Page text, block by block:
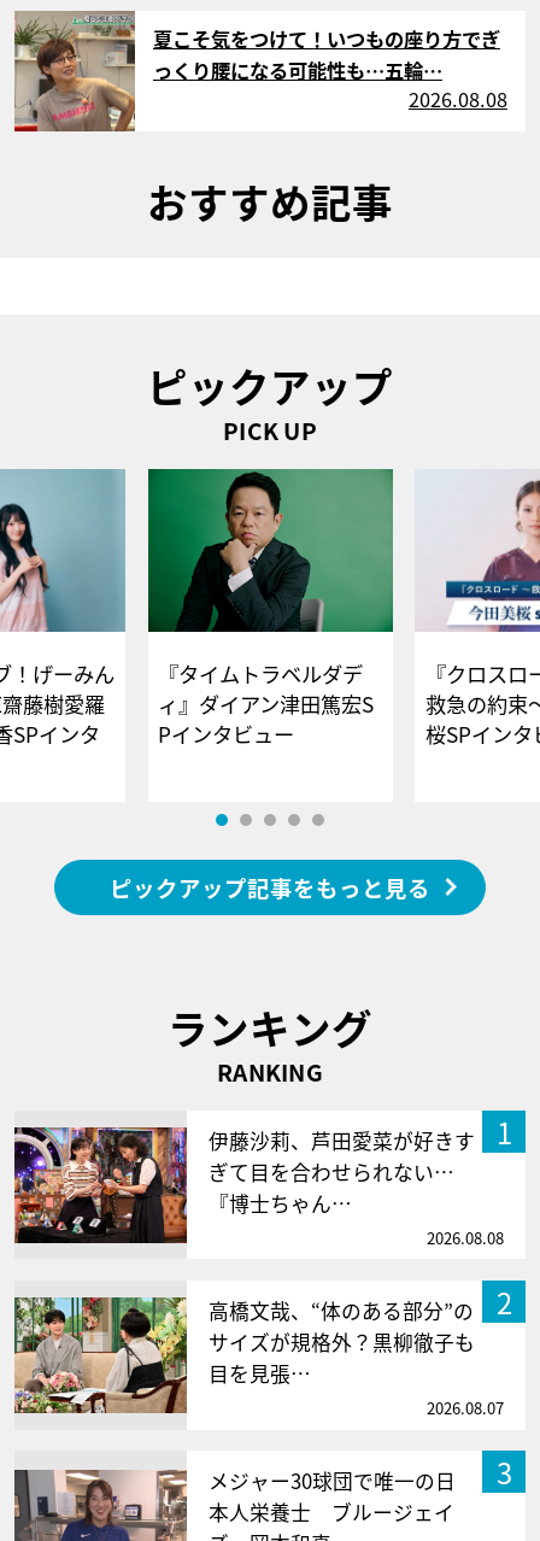
サムネイル
夏こそ気をつけて！いつもの座り方でぎ
っくり腰になる可能性も…五輪…
2026.08.08
おすすめ記事
ピックアップ
PICK UP
！げーみん
藤樹愛羅
SPインタ
『タイムトラベルダデ
ィ』ダイアン津田篤宏S
Pインタビュー
『クロス
救急の約束
桜SPイ
ピックアップ記事をもっと見る
ランキング
RANKING
1
伊藤沙莉、芦田愛菜が好きす
ぎて目を合わせられない…
『博士ちゃん…
2026.08.08
2
高橋文哉、“体のある部分”の
サイズが規格外？黒柳徹子も
目を見張…
2026.08.07
3
メジャー30球団で唯一の日
本人栄養士 ブルージェイ